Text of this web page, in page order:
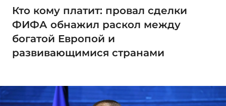
Кто кому платит: провал сделки
ФИФА обнажил раскол между
богатой Европой и
развивающимися странами